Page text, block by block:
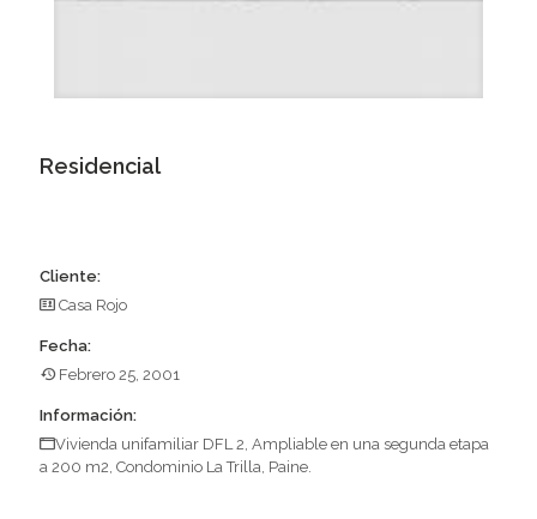
Residencial
Cliente:
Casa Rojo
Fecha:
Febrero 25, 2001
Información:
Vivienda unifamiliar DFL 2, Ampliable en una segunda etapa
a 200 m2, Condominio La Trilla, Paine.